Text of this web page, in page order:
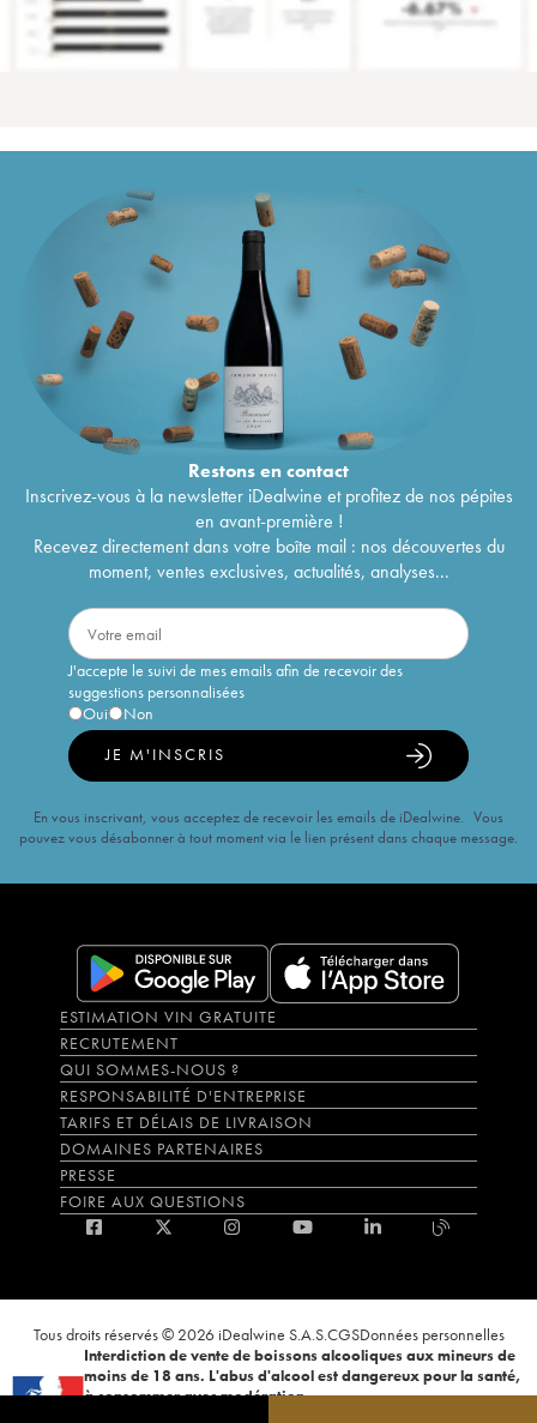
Restons encontact
Inscrivez-vous à la newsletter iDealwine et profitez de nos pépites
en avant-première !
Recevez directement dans votre boîte mail : nos découvertes du
moment, ventes exclusives, actualités, analyses...
J'accepte le suivi de mes emails afin de recevoir des
suggestions personnalisées
Oui
Non
JE M'INSCRIS
En vous inscrivant, vous acceptez de recevoir les emails de iDealwine. Vous
pouvez vous désabonner à tout moment via le lien présent dans chaque message.
ESTIMATION VIN GRATUITE
RECRUTEMENT
QUI SOMMES-NOUS ?
RESPONSABILITÉ D'ENTREPRISE
TARIFS ET DÉLAIS DE LIVRAISON
DOMAINES PARTENAIRES
PRESSE
FOIRE AUX QUESTIONS
Tous droits réservés © 2026 iDealwine S.A.S.CGSDonnées personnelles
Interdiction de vente de boissons alcooliques aux mineurs de
moins de 18 ans. L'abus d'alcool est dangereux pour la santé,
à consommer avec modération.